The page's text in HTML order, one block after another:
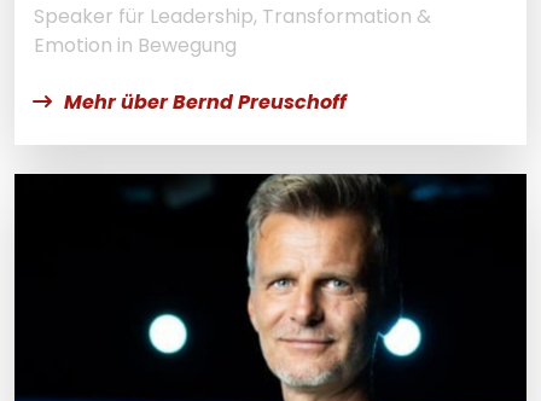
Speaker für Leadership, Transformation &
Emotion in Bewegung
Mehr über Bernd Preuschoff